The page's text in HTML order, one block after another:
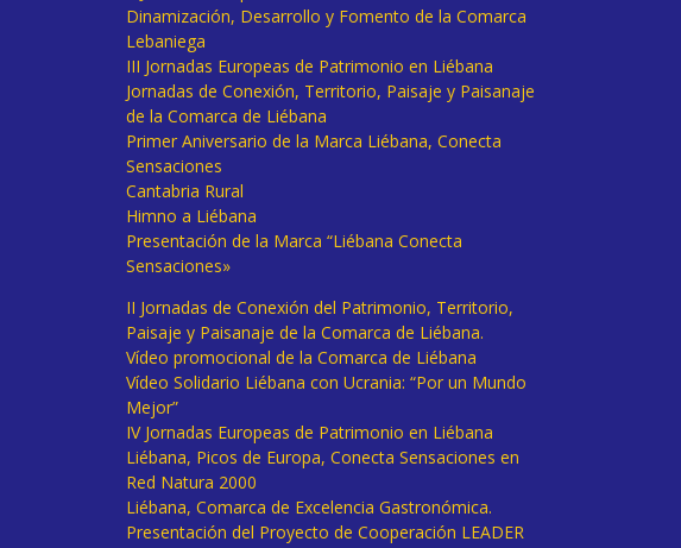
Dinamización, Desarrollo y Fomento de la Comarca
Lebaniega
III Jornadas Europeas de Patrimonio en Liébana
Jornadas de Conexión, Territorio, Paisaje y Paisanaje
de la Comarca de Liébana
Primer Aniversario de la Marca Liébana, Conecta
Sensaciones
Cantabria Rural
Himno a Liébana
Presentación de la Marca “Liébana Conecta
Sensaciones»
II Jornadas de Conexión del Patrimonio, Territorio,
Paisaje y Paisanaje de la Comarca de Liébana.
Vídeo promocional de la Comarca de Liébana
Vídeo Solidario Liébana con Ucrania: “Por un Mundo
Mejor”
IV Jornadas Europeas de Patrimonio en Liébana
Liébana, Picos de Europa, Conecta Sensaciones en
Red Natura 2000
Liébana, Comarca de Excelencia Gastronómica.
Presentación del Proyecto de Cooperación LEADER